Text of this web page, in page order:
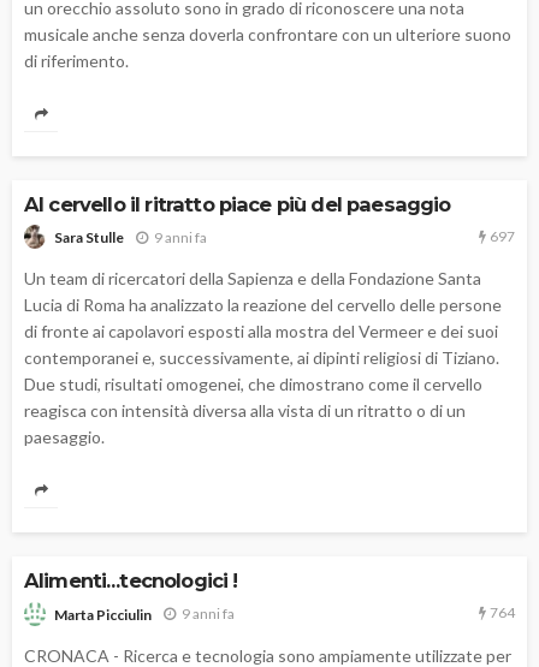
un orecchio assoluto sono in grado di riconoscere una nota
musicale anche senza doverla confrontare con un ulteriore suono
di riferimento.
Al cervello il ritratto piace più del paesaggio
Sara Stulle 9 anni fa 697
Un team di ricercatori della Sapienza e della Fondazione Santa
Lucia di Roma ha analizzato la reazione del cervello delle persone
di fronte ai capolavori esposti alla mostra del Vermeer e dei suoi
contemporanei e, successivamente, ai dipinti religiosi di Tiziano.
Due studi, risultati omogenei, che dimostrano come il cervello
reagisca con intensità diversa alla vista di un ritratto o di un
paesaggio.
Alimenti…tecnologici !
Marta Picciulin 9 anni fa 764
CRONACA - Ricerca e tecnologia sono ampiamente utilizzate per